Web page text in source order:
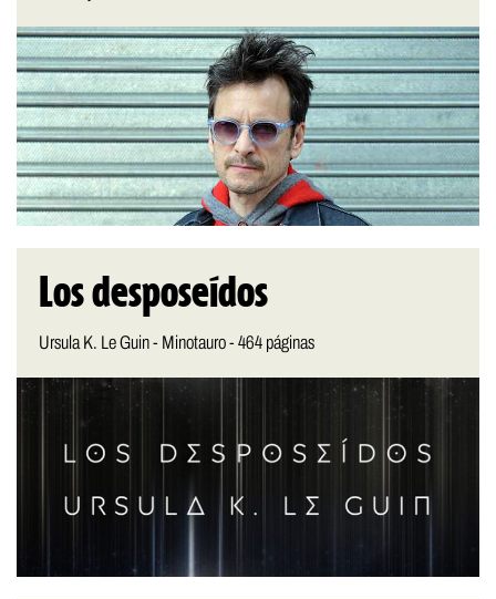
Los desposeídos
Ursula K. Le Guin - Minotauro - 464 páginas